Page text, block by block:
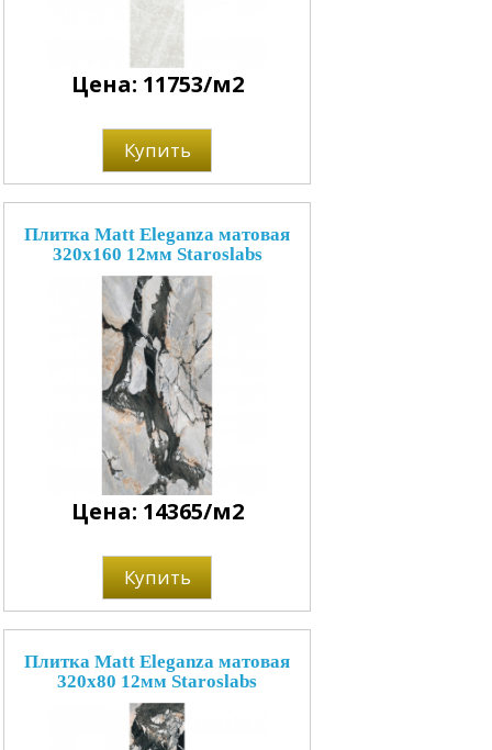
Цена: 11753/м2
Купить
Плитка Matt Eleganza матовая
320x160 12мм Staroslabs
Цена: 14365/м2
Купить
Плитка Matt Eleganza матовая
320x80 12мм Staroslabs